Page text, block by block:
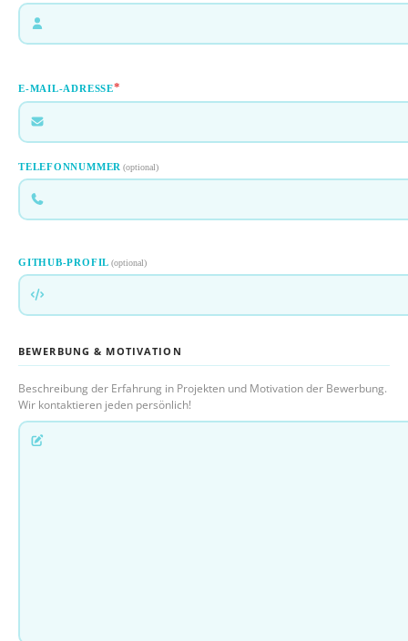
E-MAIL-ADRESSE*
TELEFONNUMMER (optional)
GITHUB-PROFIL (optional)
BEWERBUNG & MOTIVATION
Beschreibung der Erfahrung in Projekten und Motivation der Bewerbung.
Wir kontaktieren jeden persönlich!